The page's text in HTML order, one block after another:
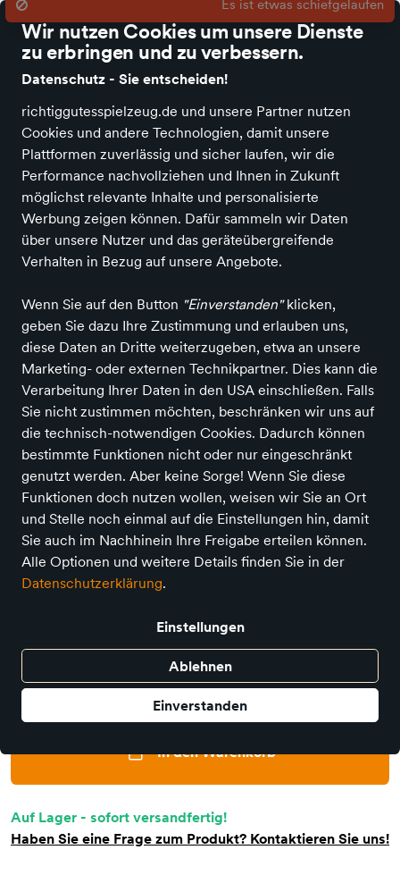
Wir nutzen Cookies um unsere Dienste
zu erbringen und zu verbessern.
Datenschutz - Sie entscheiden!
richtiggutesspielzeug.de und unsere Partner nutzen
Cookies und andere Technologien, damit unsere
Plattformen zuverlässig und sicher laufen, wir die
Performance nachvollziehen und Ihnen in Zukunft
möglichst relevante Inhalte und personalisierte
Werbung zeigen können. Dafür sammeln wir Daten
über unsere Nutzer und das geräteübergreifende
Verhalten in Bezug auf unsere Angebote.
Wenn Sie auf den Button "Einverstanden"klicken,
geben Sie dazu Ihre Zustimmung und erlauben uns,
diese Daten an Dritte weiterzugeben, etwa an unsere
Marketing- oder externen Technikpartner. Dies kann die
Verarbeitung Ihrer Daten in den USA einschließen. Falls
Sie nicht zustimmen möchten, beschränken wir uns auf
die technisch-notwendigen Cookies. Dadurch können
bestimmte Funktionen nicht oder nur eingeschränkt
genutzt werden. Aber keine Sorge! Wenn Sie diese
Funktionen doch nutzen wollen, weisen wir Sie an Ort
und Stelle noch einmal auf die Einstellungen hin, damit
Sie auch im Nachhinein Ihre Freigabe erteilen können.
Alle Optionen und weitere Details finden Sie in der
Datenschutzerklärung.
Einstellungen
Ablehnen
Einverstanden
richtig gutes Spielzeug
Alle Kategorien Neuheiten Angebote Spielen & Basteln
Special Edition Train (2026)
zzgl. Versandkosten
Verkauf durchRappelkiste - Trier
12 Angebote anderer Anbieter
In den Warenkorb
Auf Lager - sofort versandfertig!
Haben Sie eine Frage zum Produkt? Kontaktieren Sie uns!